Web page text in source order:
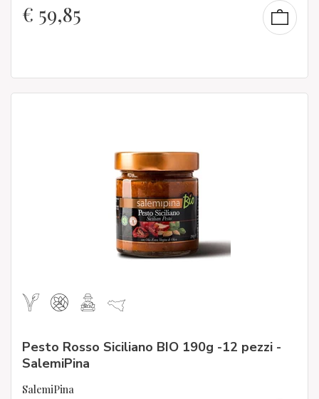
€ 59,85
Pesto Rosso Siciliano BIO 190g -12 pezzi -
SalemiPina
SalemiPina